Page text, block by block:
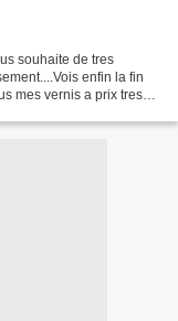
souhaite de tres
enfin la fin
mes vernis a prix tres